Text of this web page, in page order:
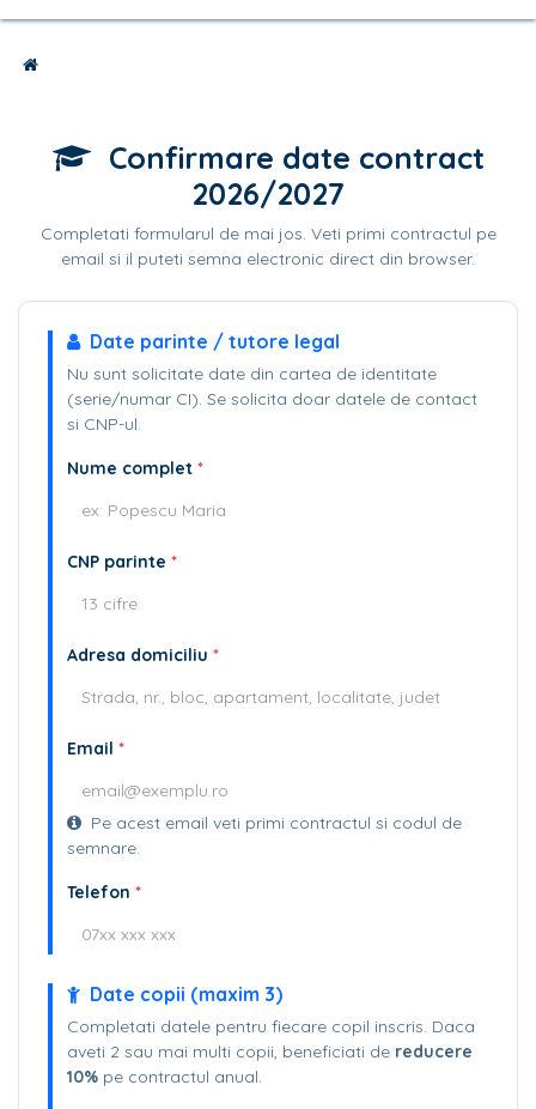
Confirmare date contract
2026/2027
Completati formularul de mai jos. Veti primi contractul pe
email si il puteti semna electronic direct din browser.
Date parinte / tutore legal
Nu sunt solicitate date din cartea de identitate
(serie/numar CI). Se solicita doar datele de contact
si CNP-ul.
Nume complet *
CNP parinte *
Adresa domiciliu *
Email *
Pe acest email veti primi contractul si codul de
semnare.
Telefon *
Date copii (maxim 3)
Completati datele pentru fiecare copil inscris. Daca
aveti 2 sau mai multi copii, beneficiati de reducere
10% pe contractul anual.